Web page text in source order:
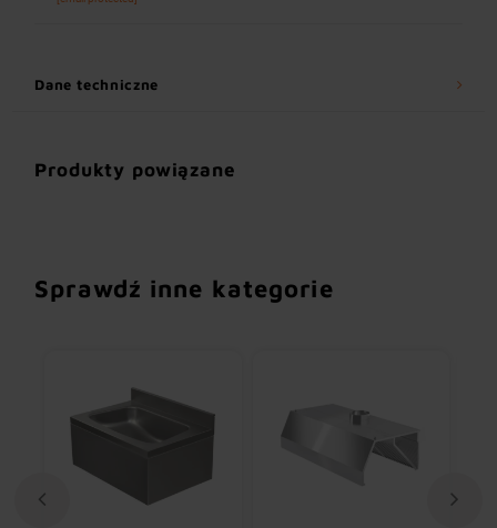
Dane techniczne
Produkty powiązane
Sprawdź inne kategorie